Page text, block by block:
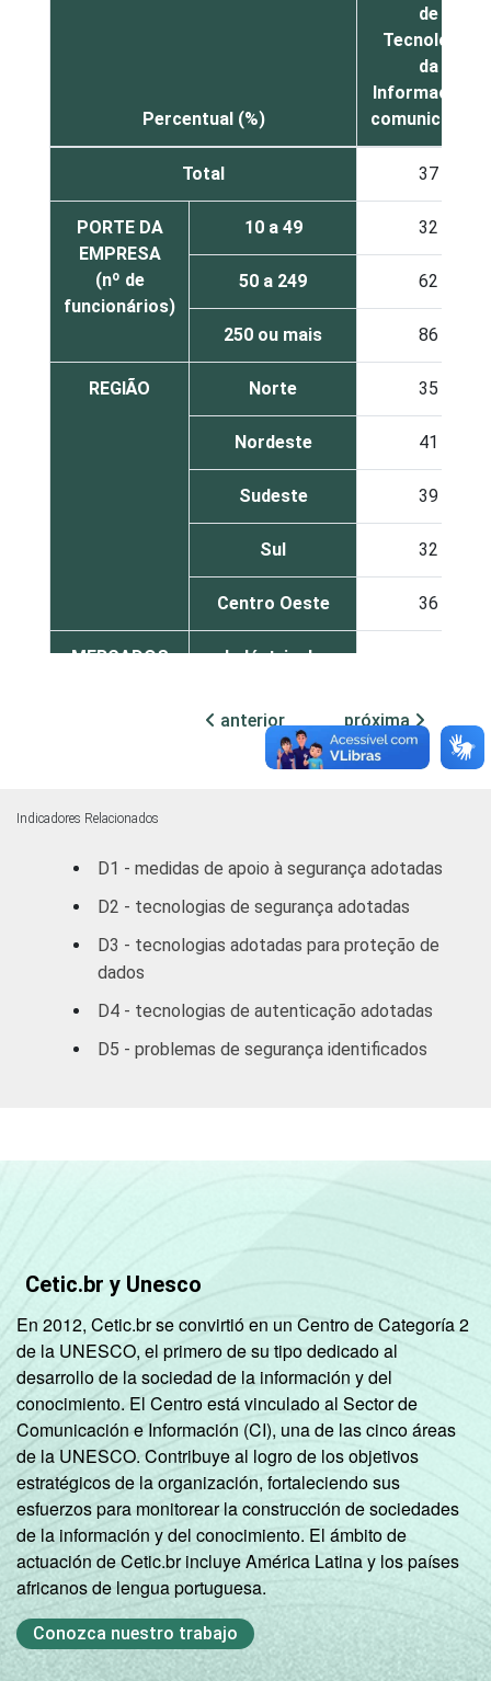
Percentual (%)
de
Tecnologia
da
Informação e
comunicação
Total 37
PORTE DA
EMPRESA
(nº de
funcionários)
10 a 49 32
50 a 249 62
250 ou mais 86
REGIÃO Norte 35
Nordeste 41
Sudeste 39
Sul 32
Centro Oeste 36
MERCADOS
Indústria de
Construção 35
automotores e
motocicletas
Transporte,
correio
Alojamento e
imobiliárias;
administrativas
e
serviços
complementares
Informação e
comunicação;
Artes, cultura,
esporte
e recreação;
Outras
atividades de
serviços
anterior próxima
Indicadores Relacionados
D1 - medidas de apoio à segurança adotadas
D2 - tecnologias de segurança adotadas
D3 - tecnologias adotadas para proteção de
dados
D4 - tecnologias de autenticação adotadas
D5 - problemas de segurança identificados
Cetic.br y Unesco
En 2012, Cetic.br se convirtió en un Centro de Categoría 2
de la UNESCO, el primero de su tipo dedicado al
desarrollo de la sociedad de la información y del
conocimiento. El Centro está vinculado al Sector de
Comunicación e Información (CI), una de las cinco áreas
de la UNESCO. Contribuye al logro de los objetivos
estratégicos de la organización, fortaleciendo sus
esfuerzos para monitorear la construcción de sociedades
de la información y del conocimiento. El ámbito de
actuación de Cetic.br incluye América Latina y los países
africanos de lengua portuguesa.
Conozca nuestro trabajo